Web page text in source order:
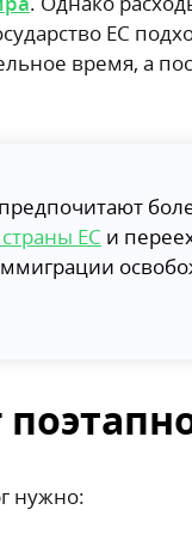
ЕС
время, а
ЕС и
нужно: